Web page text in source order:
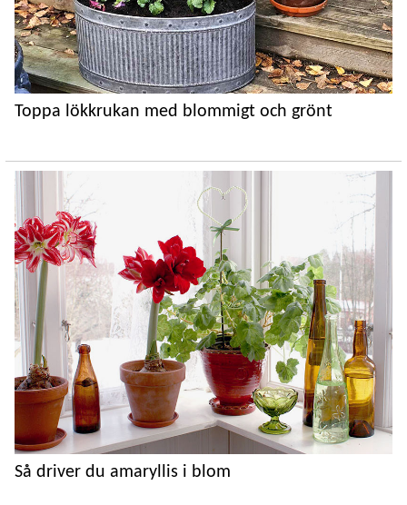
Toppa lökkrukan med blommigt och grönt
Så driver du amaryllis i blom